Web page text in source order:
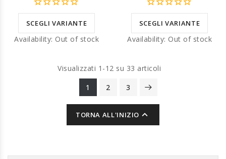
SCEGLI VARIANTE
Availability: Out of stock
SCEGLI VARIANTE
Availability: Out of stock
Visualizzati 1-12 su 33 articoli
1
2 3
TORNA ALL'INIZIO 